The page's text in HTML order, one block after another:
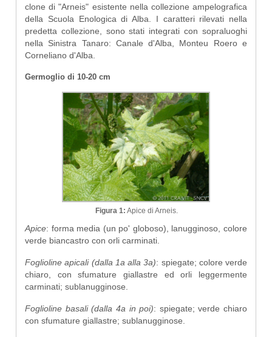
clone di "Arneis" esistente nella collezione ampelografica
della Scuola Enologica di Alba. I caratteri rilevati nella
predetta collezione, sono stati integrati con sopraluoghi
nella Sinistra Tanaro: Canale d'Alba, Monteu Roero e
Corneliano d'Alba.
Germoglio di 10-20 cm
Figura 1: Apice di Arneis.
Apice: forma media (un po' globoso), lanugginoso, colore
verde biancastro con orli carminati.
Foglioline apicali (dalla 1a alla 3a): spiegate; colore verde
chiaro, con sfumature giallastre ed orli leggermente
carminati; sublanugginose.
Foglioline basali (dalla 4a in poi): spiegate; verde chiaro
con sfumature giallastre; sublanugginose.